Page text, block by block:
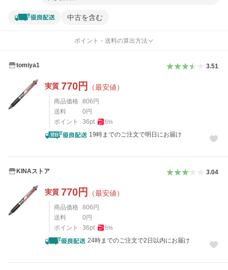
中古を含む
ポイント・送料の算出方法
tomiya1 3.51
実質 770円 （最安値）
商品価格 806 円
送料
0 円
ポイント
36pt 5%
19時までのご注文で明日にお届け
KINAストア 3.04
実質 770円 （最安値）
商品価格 806 円
送料
0 円
ポイント
36pt 5%
24時までのご注文で2日以内にお届け